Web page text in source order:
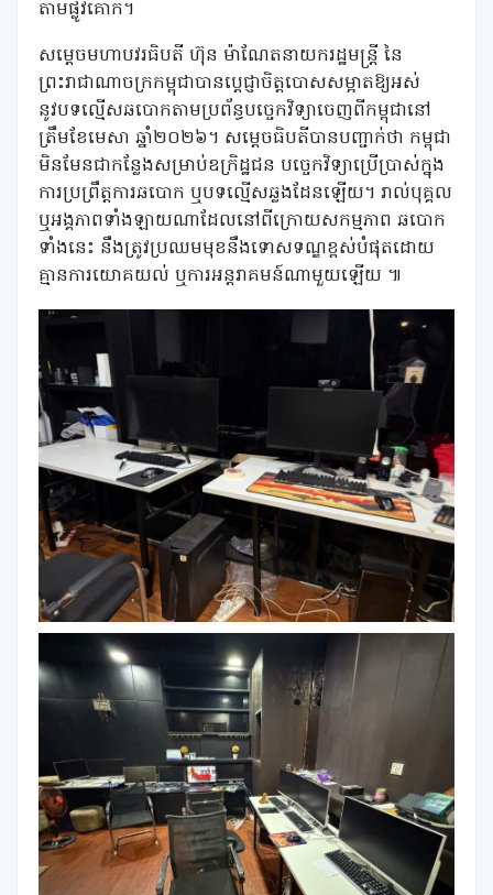
តាមផ្លូវគោក។
‎សម្ដេចមហាបវរធិបតី ហ៊ុន ម៉ាណែតនាយករដ្ឋមន្ត្រី នៃ
ព្រះរាជាណាចក្រកម្ពុជាបានប្ដេជ្ញាចិត្តបោសសម្អាតឱ្យអស់
នូវបទល្មើសឆបោកតាមប្រព័ន្ធបច្ចេកវិទ្យាចេញពីកម្ពុជានៅ
ត្រឹមខែមេសា ឆ្នាំ២០២៦។ សម្តេចធិបតីបានបញ្ជាក់ថា កម្ពុជា
មិនមែនជាកន្លែងសម្រាប់ឧក្រិដ្ឋជន បច្ចេកវិទ្យាប្រើប្រាស់ក្នុង
ការប្រព្រឹត្តការឆបោក ឬបទល្មើសឆ្លងដែនឡើយ។ រាល់បុគ្គល
ឬអង្គភាពទាំងឡាយណាដែលនៅពីក្រោយសកម្មភាព ឆបោក
ទាំងនេះ នឹងត្រូវប្រឈមមុខនឹងទោសទណ្ឌខ្ពស់បំផុតដោយ
គ្មានការយោគយល់ ឬការអន្តរាគមន៍ណាមួយឡើយ ៕